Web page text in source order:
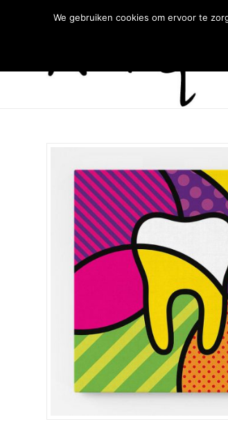
We gebruiken cookies om ervoor te